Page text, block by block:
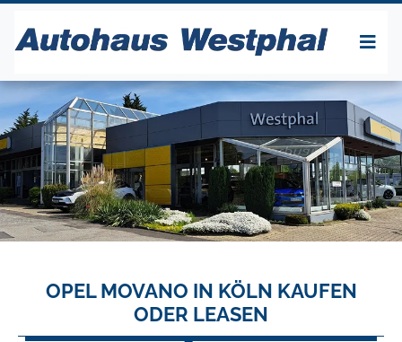
OPEL MOVANO IN KÖLN KAUFEN
ODER LEASEN